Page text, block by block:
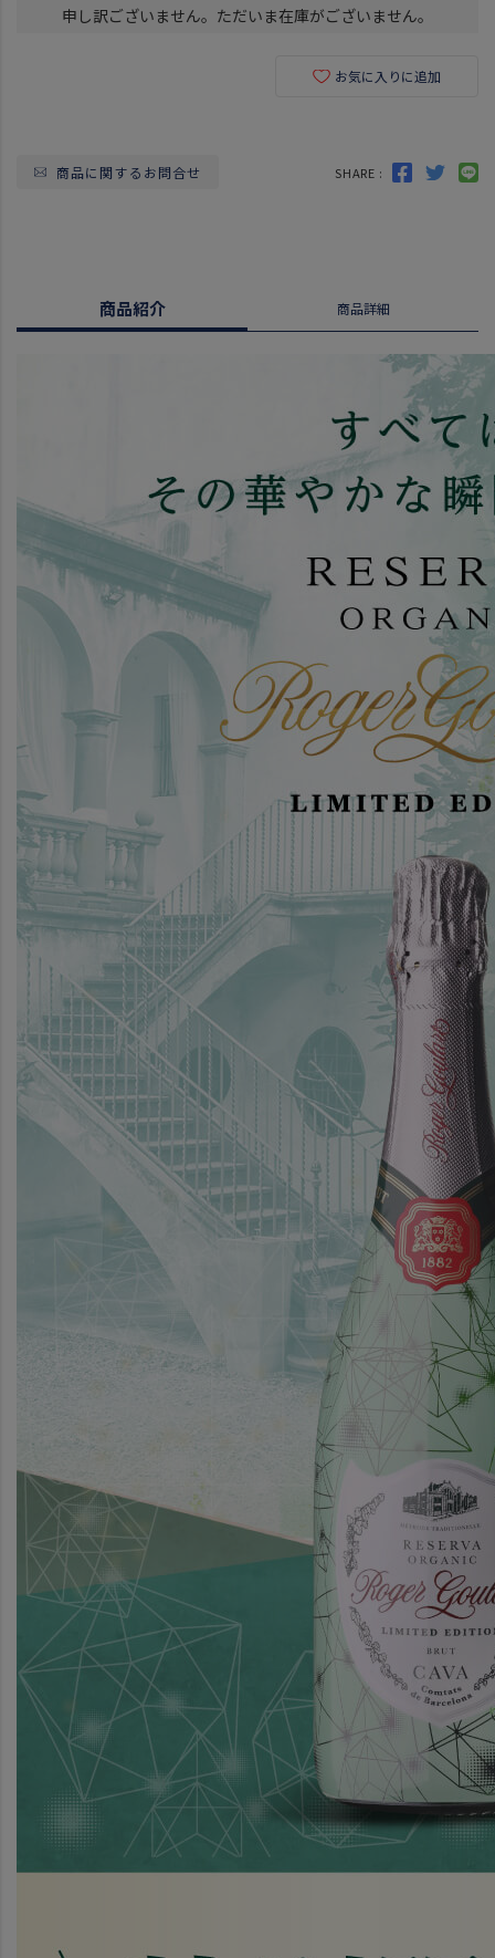
申し訳ございません。ただいま在庫がございません。
お気に入りに追加
商品に関するお問合せ SHARE :
商品紹介 商品詳細